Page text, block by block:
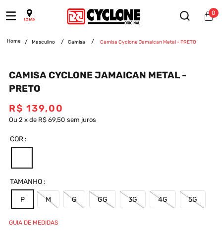
0
Masculino Camisa Camisa Cyclone Jamaican Metal - PRETO
CAMISA CYCLONE JAMAICAN METAL -
PRETO
R$ 139,00
Ou 2 x de R$ 69,50 sem juros
COR
TAMANHO
P M G GG 3G 4G 5G
GUIA DE MEDIDAS